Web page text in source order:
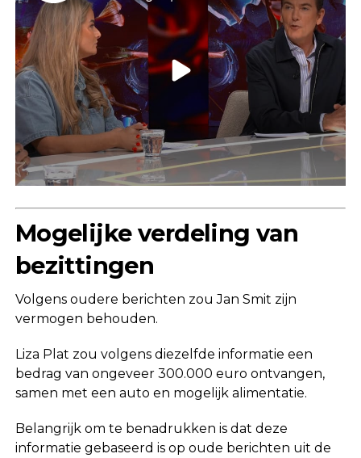
Mogelijke verdeling van
bezittingen
Volgens oudere berichten zou Jan Smit zijn
vermogen behouden.
Liza Plat zou volgens diezelfde informatie een
bedrag van ongeveer 300.000 euro ontvangen,
samen met een auto en mogelijk alimentatie.
Belangrijk om te benadrukken is dat deze
informatie gebaseerd is op oude berichten uit de